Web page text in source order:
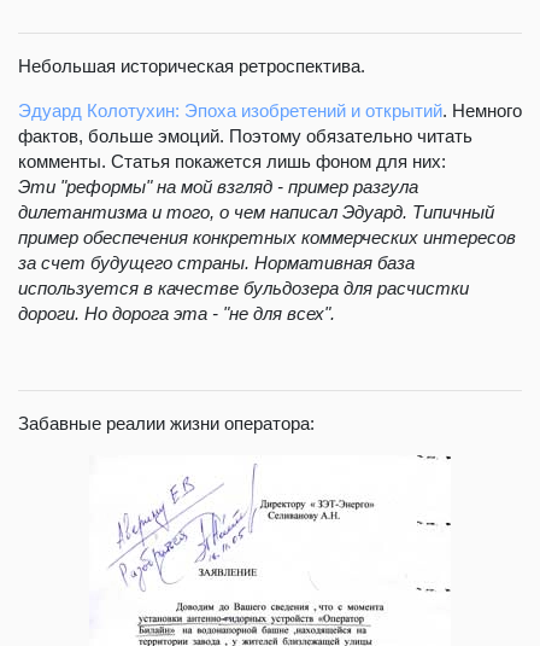
Небольшая историческая ретроспектива.
Эдуард Колотухин: Эпоха изобретений и открытий. Немного
фактов, больше эмоций. Поэтому обязательно читать
комменты. Статья покажется лишь фоном для них:
Эти "реформы" на мой взгляд - пример разгула
дилетантизма и того, о чем написал Эдуард. Типичный
пример обеспечения конкретных коммерческих интересов
за счет будущего страны. Нормативная база
используется в качестве бульдозера для расчистки
дороги. Но дорога эта - "не для всех".
Забавные реалии жизни оператора: